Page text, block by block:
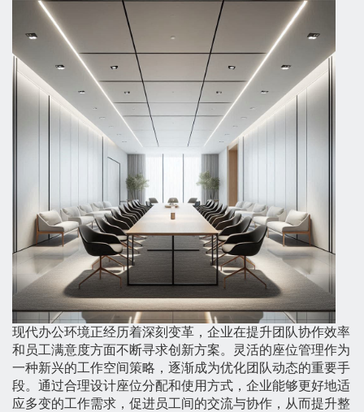
现代办公环境正经历着深刻变革，企业在提升团队协作效率
和员工满意度方面不断寻求创新方案。灵活的座位管理作为
一种新兴的工作空间策略，逐渐成为优化团队动态的重要手
段。通过合理设计座位分配和使用方式，企业能够更好地适
应多变的工作需求，促进员工间的交流与协作，从而提升整